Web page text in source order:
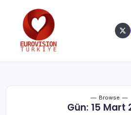
Browse
Gün: 15 Mart